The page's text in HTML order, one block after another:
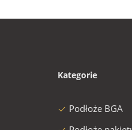
Kategorie
Podłoże BGA